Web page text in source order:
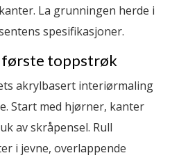
La grunningen herde i
spesifikasjoner.
første toppstrøk
akrylbasert interiørmaling
Start med hjørner, kanter
av skråpensel. Rull
i jevne, overlappende